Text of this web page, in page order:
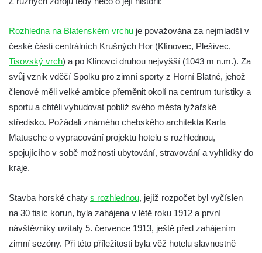
Rozhledna Luž (Aussichtsturm Lausche)
Vyhlídka Triangl u Markvartic
Masarykova věž samostatnosti
Rozhledna Janov
Rozhledna Alainova věž
Rozhledna Na Čihadle
Rozhledna Vrchovina
Rozhledna Valtenberg
Rozhledna na Blatenském vrchu je považována za nejmladší v
české části centrálních Krušných Hor (Klínovec, Plešivec,
Tisovský vrch) a po Klínovci druhou nejvyšší (1043 m n.m.). Za
svůj vznik vděčí Spolku pro zimní sporty z Horní Blatné, jehož
členové měli velké ambice přeměnit okolí na centrum turistiky a
sportu a chtěli vybudovat poblíž svého města lyžařské
středisko. Požádali známého chebského architekta Karla
Matusche o vypracování projektu hotelu s rozhlednou,
spojujícího v sobě možnosti ubytování, stravování a vyhlídky do
kraje.
Stavba horské chaty s rozhlednou, jejíž rozpočet byl vyčíslen
na 30 tisíc korun, byla zahájena v létě roku 1912 a první
návštěvníky uvítaly 5. července 1913, ještě před zahájením
zimní sezóny. Při této příležitosti byla věž hotelu slavnostně